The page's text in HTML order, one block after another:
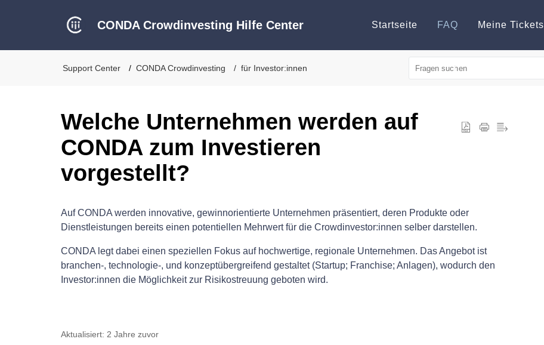
CONDA Crowdinvesting Hilfe Center Startseite FAQ Meine Tickets
Support Center CONDA Crowdinvesting für Investor:innen
Welche Unternehmen werden auf
CONDA zum Investieren
vorgestellt?
Auf CONDA werden innovative, gewinnorientierte Unternehmen präsentiert, deren Produkte oder
Dienstleistungen bereits einen potentiellen Mehrwert für die Crowdinvestor:innen selber darstellen.
CONDA legt dabei einen speziellen Fokus auf hochwertige, regionale Unternehmen. Das Angebot ist
branchen-, technologie-, und konzeptübergreifend gestaltet (Startup; Franchise; Anlagen), wodurch den
Investor:innen die Möglichkeit zur Risikostreuung geboten wird.
Aktualisiert: 2 Jahre zuvor